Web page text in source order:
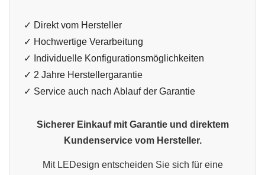
✓ Direkt vom Hersteller
✓ Hochwertige Verarbeitung
✓ Individuelle Konfigurationsmöglichkeiten
✓ 2 Jahre Herstellergarantie
✓ Service auch nach Ablauf der Garantie
Sicherer Einkauf mit Garantie und direktem
Kundenservice vom Hersteller.
Mit LEDesign entscheiden Sie sich für eine